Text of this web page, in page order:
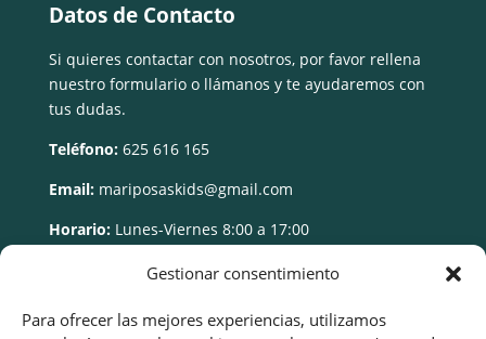
Gestionar consentimiento
Para ofrecer las mejores experiencias, utilizamos
Datos de Contacto
Si quieres contactar con nosotros, por favor rellena
nuestro formulario o llámanos y te ayudaremos con
tus dudas.
Teléfono: 625 616 165
Email: mariposaskids@gmail.com
Horario: Lunes-Viernes 8:00 a 17:00